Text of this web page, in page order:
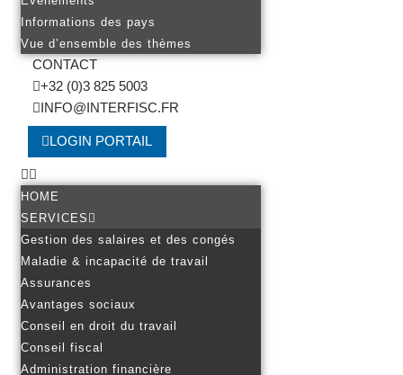
Informations des pays
Vue d’ensemble des thèmes
CONTACT
+32 (0)3 825 5003
INFO@INTERFISC.FR
LOGIN PORTAIL
HOME
SERVICES
Gestion des salaires et des congés
Maladie & incapacité de travail
Assurances
Avantages sociaux
Conseil en droit du travail
Conseil fiscal
Administration financière